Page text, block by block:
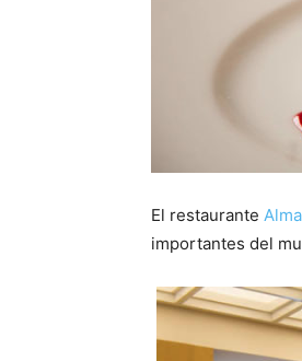
El restaurante
importantes del